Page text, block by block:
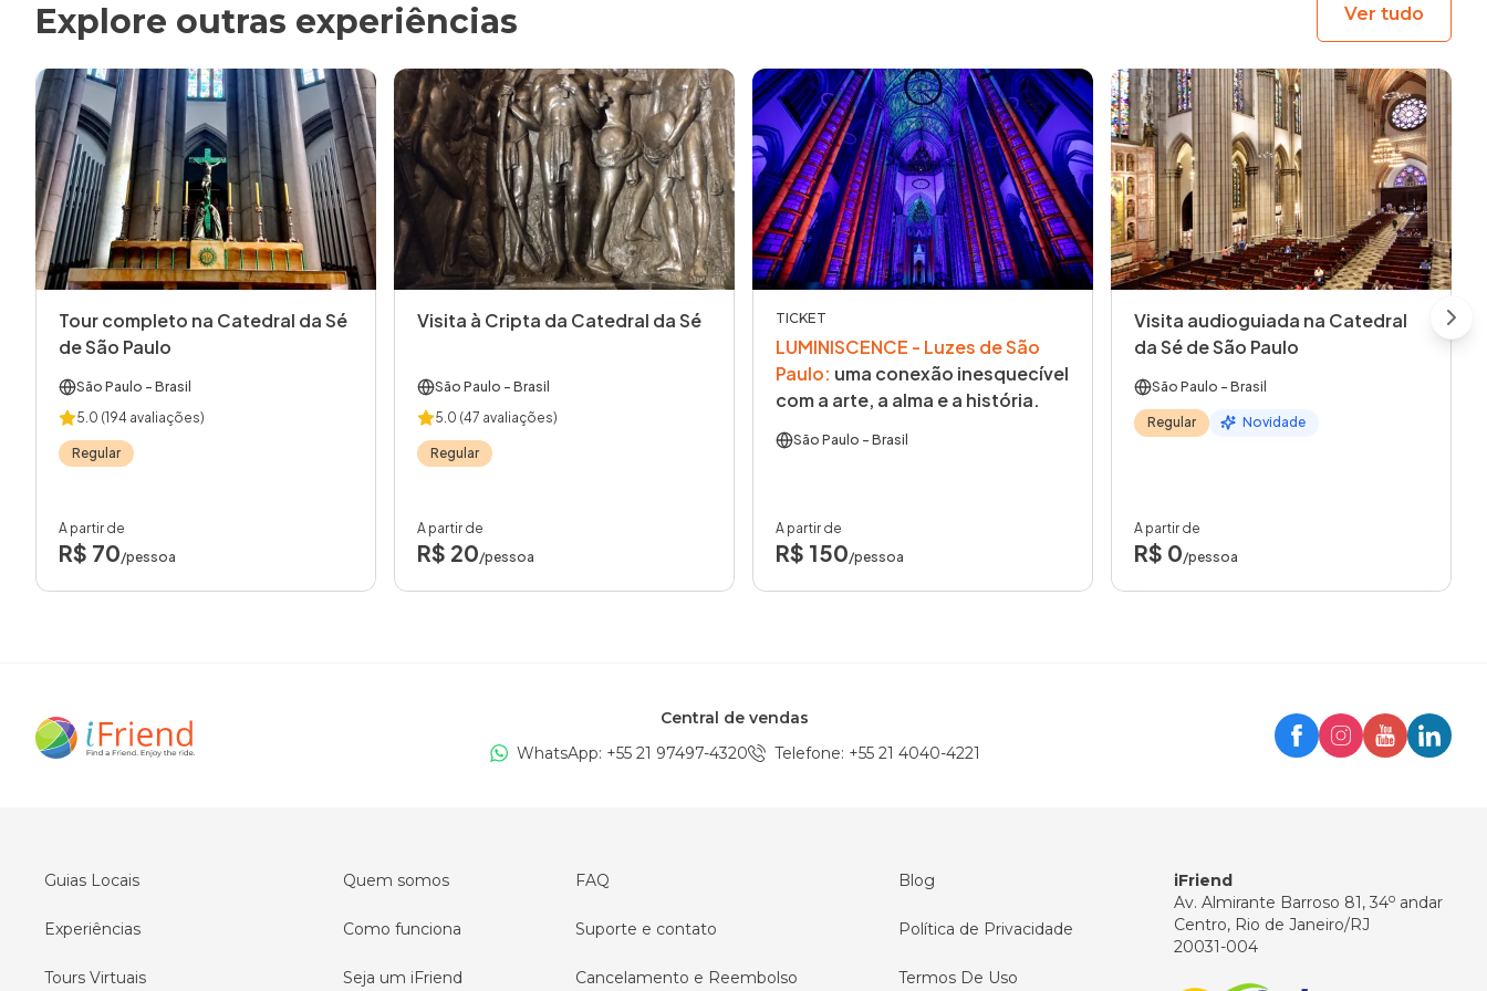
Explore outras experiências Ver tudo
Tour completo na Catedral da Sé
de São Paulo
São Paulo - Brasil
5.0 (194 avaliações)
Regular
A partir de
R$ 70/pessoa
Visita à Cripta da Catedral da Sé
São Paulo - Brasil
5.0 (47 avaliações)
Regular
A partir de
R$ 20/pessoa
TICKET
LUMINISCENCE - Luzes de São
Paulo: uma conexão inesquecível
com a arte, a alma e a história.
São Paulo - Brasil
A partir de
R$ 150/pessoa
Visita audioguiada na Catedral
da Sé de São Paulo
São Paulo - Brasil
Regular Novidade
A partir de
R$ 0/pessoa
Central de vendas
WhatsApp: +55 21 97497-4320 Telefone: +55 21 4040-4221
Guias Locais
Experiências
Tours Virtuais
Quem somos
Como funciona
Seja um iFriend
FAQ
Suporte e contato
Cancelamento e Reembolso
Blog
Política de Privacidade
Termos De Uso
iFriend
Av. Almirante Barroso 81, 34o andar
Centro, Rio de Janeiro/RJ
20031-004